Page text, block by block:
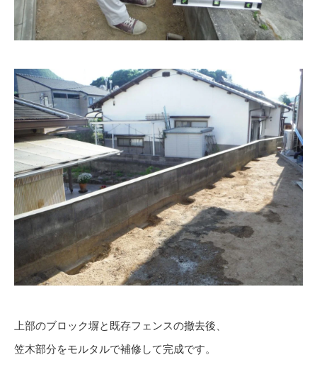
上部のブロック塀と既存フェンスの撤去後、
笠木部分をモルタルで補修して完成です。